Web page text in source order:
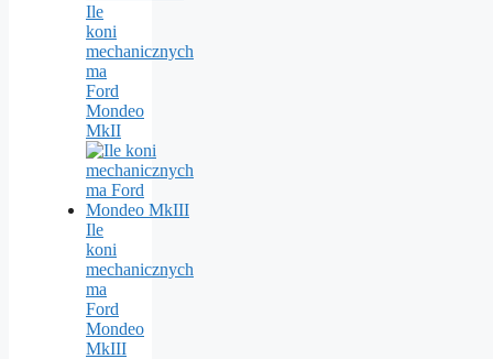
Ile
koni
mechanicznych
ma
Ford
Mondeo
MkII
Ile
koni
mechanicznych
ma
Ford
Mondeo
MkIII